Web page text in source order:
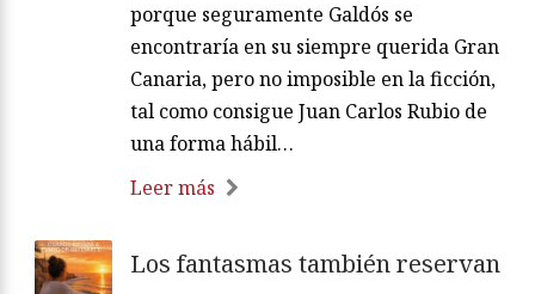
porque seguramente Galdós se
encontraría en su siempre querida Gran
Canaria, pero no imposible en la ficción,
tal como consigue Juan Carlos Rubio de
una forma hábil…
Leer más
Los fantasmas también reservan